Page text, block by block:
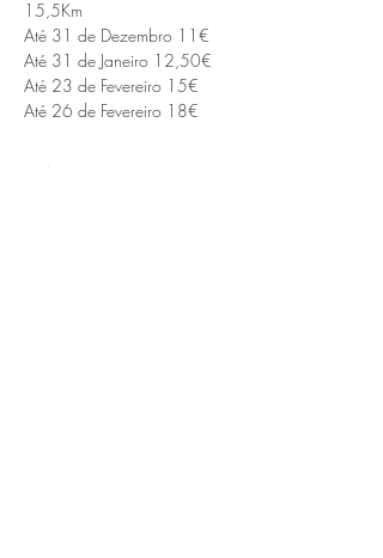
15,5Km
Até 31 de Dezembro 11€
Até 31 de Janeiro 12,50€
Até 23 de Fevereiro 15€
Até 26 de Fevereiro 18€
Saiba Mais >